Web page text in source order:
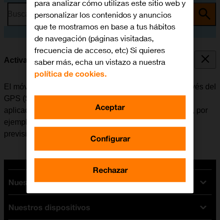
Busca por problema o tema
Activar o desactivar el GPS
El móvil puede determinar la posición geográfica a través del
GPS (Sistema de Posicionamiento Global). Varias
aplicaciones del móvil utilizan los datos de la posición, por
ejemplo, la navegación, la función de búsqueda o la
previsión del tiempo.
Nuestras tarifas
Tarifas Orange
Nuestros dispositivos
para analizar cómo utilizas este sitio web y
personalizar los contenidos y anuncios
que te mostramos en base a tus hábitos
de navegación (páginas visitadas,
frecuencia de acceso, etc) Si quieres
saber más, echa un vistazo a nuestra
política de cookies.
Configurar
Rechazar
Aceptar